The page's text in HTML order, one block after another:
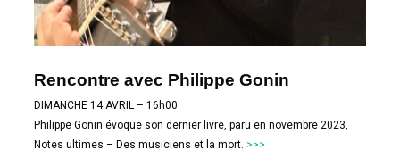
Rencontre avec Philippe Gonin
DIMANCHE 14 AVRIL – 16h00
Philippe Gonin évoque son dernier livre, paru en novembre 2023,
Notes ultimes – Des musiciens et la mort. >>>